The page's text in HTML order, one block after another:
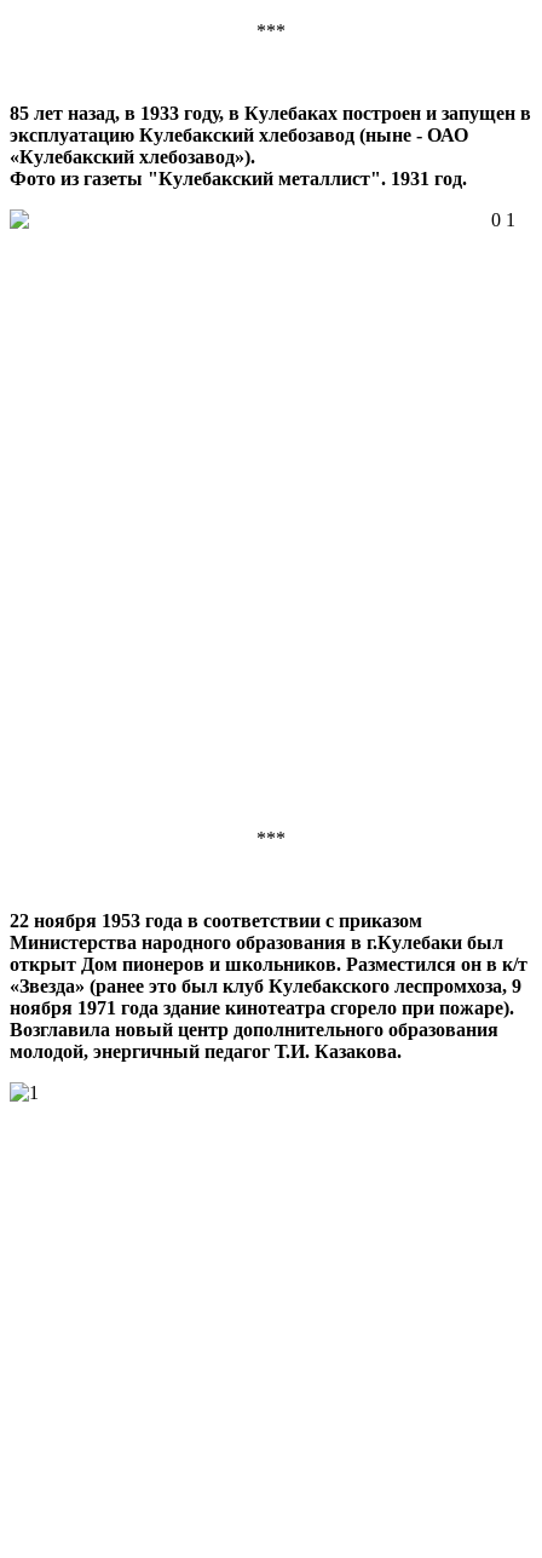
***
85 лет назад, в 1933 году, в Кулебаках построен и запущен в
эксплуатацию Кулебакский хлебозавод (ныне - ОАО
«Кулебакский хлебозавод»).
Фото из газеты "Кулебакский металлист". 1931 год.
***
22 ноября 1953 года в соответствии с приказом
Министерства народного образования в г.Кулебаки был
открыт Дом пионеров и школьников. Разместился он в к/т
«Звезда» (ранее это был клуб Кулебакского леспромхоза, 9
ноября 1971 года здание кинотеатра сгорело при пожаре).
Возглавила новый центр дополнительного образования
молодой, энергичный педагог Т.И. Казакова.